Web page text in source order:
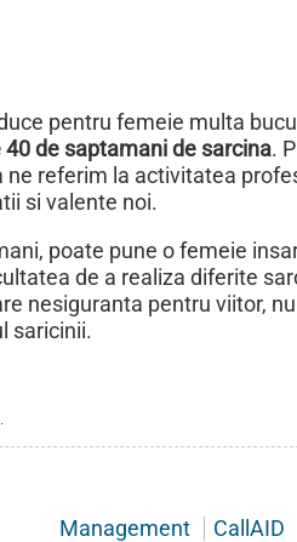
pentru femeie multa
de saptamani de sarcina.
referim la activitatea
si valente noi.
poate pune o femeie
de a realiza diferite
nesiguranta pentru viitor,
saricinii.
Management CallAID